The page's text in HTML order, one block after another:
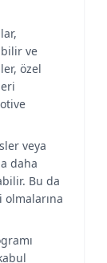
ve
özel
veya
daha
Bu da